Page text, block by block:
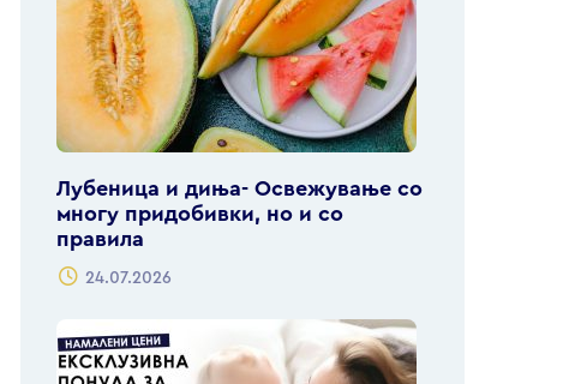
Лубеница и диња- Освежување со
многу придобивки, но и со
правила
24.07.2026